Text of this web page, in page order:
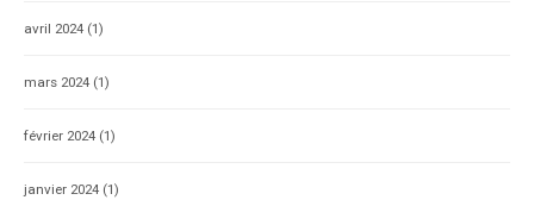
avril 2024 (1)
mars 2024 (1)
février 2024 (1)
janvier 2024 (1)